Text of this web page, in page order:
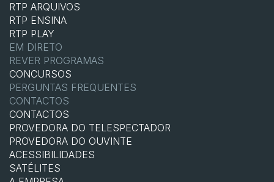
RTP ARQUIVOS
RTP ENSINA
RTP PLAY
EM DIRETO
REVER PROGRAMAS
CONCURSOS
PERGUNTAS FREQUENTES
CONTACTOS
CONTACTOS
PROVEDORA DO TELESPECTADOR
PROVEDORA DO OUVINTE
ACESSIBILIDADES
SATÉLITES